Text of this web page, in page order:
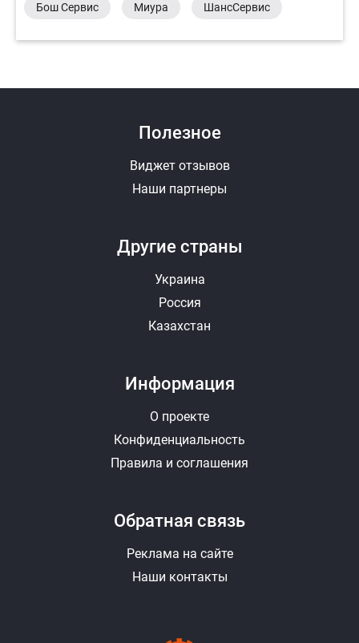
Бош Сервис Миура ШансСервис
Другие страны
Украина
Россия
Казахстан
Полезное
Виджет отзывов
Наши партнеры
Информация
О проекте
Конфиденциальность
Правила и соглашения
Обратная связь
Реклама на сайте
Наши контакты